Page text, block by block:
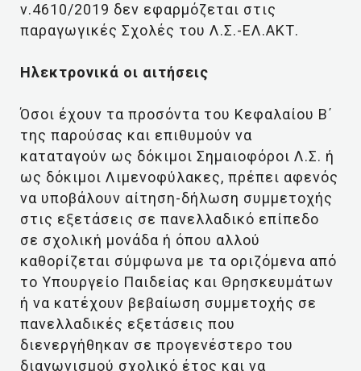
ν.4610/2019 δεν εφαρμόζεται στις
παραγωγικές Σχολές του Λ.Σ.-ΕΛ.ΑΚΤ.
Ηλεκτρονικά οι αιτήσεις
Όσοι έχουν τα προσόντα του Κεφαλαίου Β΄
της παρούσας και επιθυμούν να
καταταγούν ως δόκιμοι Σημαιοφόροι Λ.Σ. ή
ως δόκιμοι Λιμενοφύλακες, πρέπει αφενός
να υποβάλουν αίτηση-δήλωση συμμετοχής
στις εξετάσεις σε πανελλαδικό επίπεδο
σε σχολική μονάδα ή όπου αλλού
καθορίζεται σύμφωνα με τα οριζόμενα από
το Υπουργείο Παιδείας και Θρησκευμάτων
ή να κατέχουν βεβαίωση συμμετοχής σε
πανελλαδικές εξετάσεις που
διενεργήθηκαν σε προγενέστερο του
διαγωνισμού σχολικό έτος και να